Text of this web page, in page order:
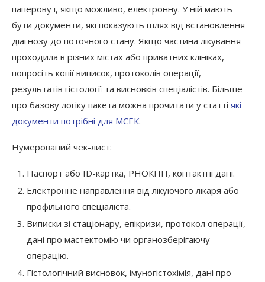
паперову і, якщо можливо, електронну. У ній мають
бути документи, які показують шлях від встановлення
діагнозу до поточного стану. Якщо частина лікування
проходила в різних містах або приватних клініках,
попросіть копії виписок, протоколів операції,
результатів гістології та висновків спеціалістів. Більше
про базову логіку пакета можна прочитати у статті які
документи потрібні для МСЕК.
Нумерований чек-лист:
Паспорт або ID-картка, РНОКПП, контактні дані.
Електронне направлення від лікуючого лікаря або
профільного спеціаліста.
Виписки зі стаціонару, епікризи, протокол операції,
дані про мастектомію чи органозберігаючу
операцію.
Гістологічний висновок, імуногістохімія, дані про